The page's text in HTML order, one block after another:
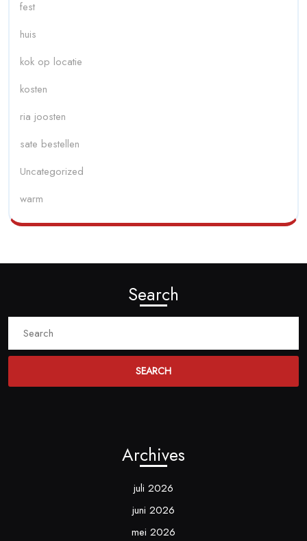
fest
huis
kok op locatie
kosten
ria joosten
sate bestellen
Uncategorized
warm
Search
Archives
juli 2026
juni 2026
mei 2026